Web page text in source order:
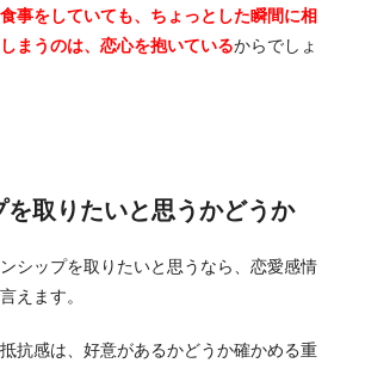
事をしていても、ちょっとした瞬間に相
まうのは、恋心を抱いているからでしょ
を取りたいと思うかどうか
シップを取りたいと思うなら、恋愛感情
えます。
抗感は、好意があるかどうか確かめる重